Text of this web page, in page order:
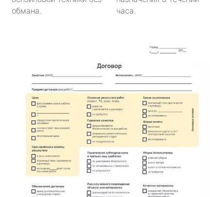
обмана.
часа.